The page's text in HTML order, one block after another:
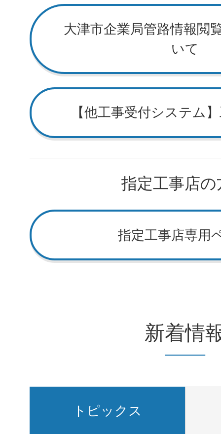
大津市企業局管路情報閲
いて
【他工事受付システム
指定工事店の
指定工事店専用
新着情
トピックス